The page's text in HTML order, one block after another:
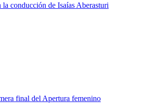
conducción de Isaías Aberasturi
final del Apertura femenino